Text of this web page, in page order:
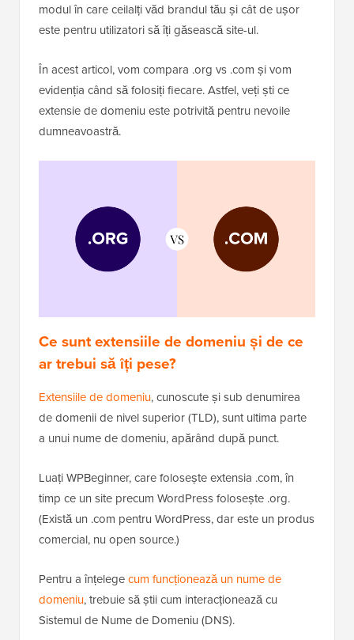
modul în care ceilalți văd brandul tău și cât de ușor
este pentru utilizatori să îți găsească site-ul.
În acest articol, vom compara .org vs .com și vom
evidenția când să folosiți fiecare. Astfel, veți ști ce
extensie de domeniu este potrivită pentru nevoile
dumneavoastră.
Ce sunt extensiile de domeniu și de ce
ar trebui să îți pese?
Extensiile de domeniu, cunoscute și sub denumirea
de domenii de nivel superior (TLD), sunt ultima parte
a unui nume de domeniu, apărând după punct.
Luați WPBeginner, care folosește extensia .com, în
timp ce un site precum WordPress folosește .org.
(Există un .com pentru WordPress, dar este un produs
comercial, nu open source.)
Pentru a înțelegecum funcționează un nume de
domeniu, trebuie să știi cum interacționează cu
Sistemul de Nume de Domeniu (DNS).